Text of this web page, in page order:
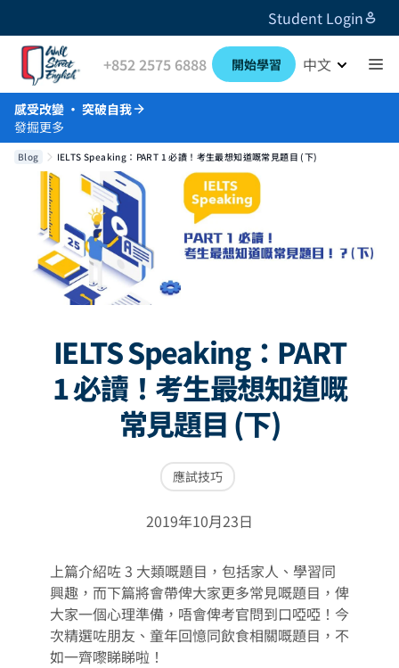
Student Login
+852 2575 6888 開始學習 中文
感受改變 · 突破自我
發掘更多
Blog IELTS Speaking：PART 1 必讀！考生最想知道嘅常見題目 (下)
IELTS Speaking：PART
1 必讀！考生最想知道嘅
常見題目 (下)
應試技巧
2019年10月23日
上篇介紹咗 3 大類嘅題目，包括家人、學習同
興趣，而下篇將會帶俾大家更多常見嘅題目，俾
大家一個心理準備，唔會俾考官問到口啞啞！今
次精選咗朋友、童年回憶同飲食相關嘅題目，不
如一齊嚟睇睇啦！